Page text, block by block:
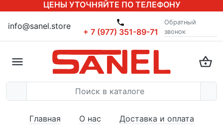
ЦЕНЫ УТОЧНЯЙТЕ ПО ТЕЛЕФОНУ
info@sanel.store
+ 7 (977) 351-89-71
Обратный
звонок
Главная О нас
Доставка и оплата